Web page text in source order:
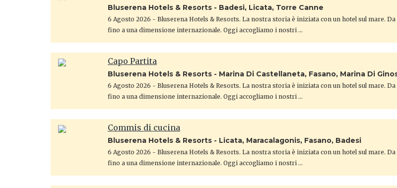
Bluserena Hotels & Resorts - Badesi, Licata, Torre Canne
6 Agosto 2026 - Bluserena Hotels & Resorts. La nostra storia è iniziata con un hotel sul mare.
fino a una dimensione internazionale. Oggi accogliamo i nostri …
Capo Partita
Bluserena Hotels & Resorts - Marina Di Castellaneta, Fasano, Marina Di
6 Agosto 2026 - Bluserena Hotels & Resorts. La nostra storia è iniziata con un hotel sul mare.
fino a una dimensione internazionale. Oggi accogliamo i nostri …
Commis di cucina
Bluserena Hotels & Resorts - Licata, Maracalagonis, Fasano, Badesi
6 Agosto 2026 - Bluserena Hotels & Resorts. La nostra storia è iniziata con un hotel sul mare.
fino a una dimensione internazionale. Oggi accogliamo i nostri …